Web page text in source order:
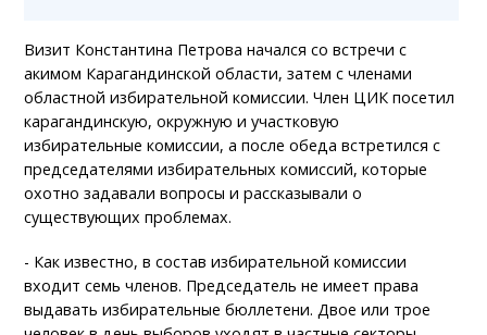
Визит Константина Петрова начался со встречи с
акимом Карагандинской области, затем с членами
областной избирательной комиссии. Член ЦИК посетил
карагандинскую, окружную и участковую
избирательные комиссии, а после обеда встретился с
председателями избирательных комиссий, которые
охотно задавали вопросы и рассказывали о
существующих проблемах.
- Как известно, в состав избирательной комиссии
входит семь членов. Председатель не имеет права
выдавать избирательные бюллетени. Двое или трое